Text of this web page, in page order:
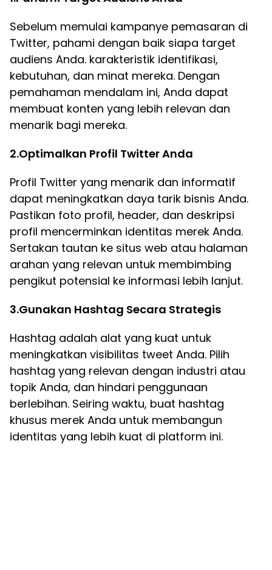
Sebelum memulai kampanye pemasaran di
Twitter, pahami dengan baik siapa target
audiens Anda. karakteristik identifikasi,
kebutuhan, dan minat mereka. Dengan
pemahaman mendalam ini, Anda dapat
membuat konten yang lebih relevan dan
menarik bagi mereka.
2.Optimalkan Profil Twitter Anda
Profil Twitter yang menarik dan informatif
dapat meningkatkan daya tarik bisnis Anda.
Pastikan foto profil, header, dan deskripsi
profil mencerminkan identitas merek Anda.
Sertakan tautan ke situs web atau halaman
arahan yang relevan untuk membimbing
pengikut potensial ke informasi lebih lanjut.
3.Gunakan Hashtag Secara Strategis
Hashtag adalah alat yang kuat untuk
meningkatkan visibilitas tweet Anda. Pilih
hashtag yang relevan dengan industri atau
topik Anda, dan hindari penggunaan
berlebihan. Seiring waktu, buat hashtag
khusus merek Anda untuk membangun
identitas yang lebih kuat di platform ini.